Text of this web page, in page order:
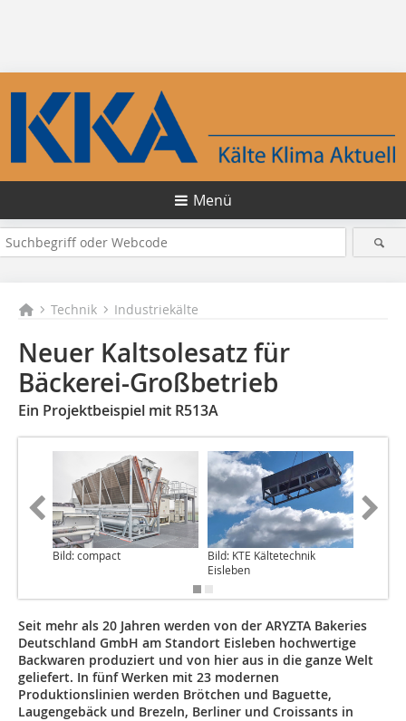
Menü
Technik Industriekälte
Neuer Kaltsolesatz für
Bäckerei-Großbetrieb
Ein Projektbeispiel mit R513A
Bild: compact
Bild: KTE Kältetechnik
Eisleben
Seit mehr als 20 Jahren werden von der ARYZTA Bakeries
Deutschland GmbH am Standort Eisleben hochwertige
Backwaren produziert und von hier aus in die ganze Welt
geliefert. In fünf Werken mit 23 modernen
Produktionslinien werden Brötchen und Baguette,
Laugengebäck und Brezeln, Berliner und Croissants in